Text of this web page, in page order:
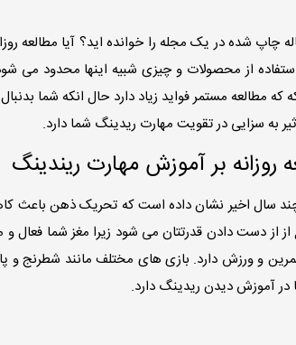
چاپ شده در یک مجله را خوانده اید؟ آیا مطالعه
از محصولات و چیزی شبیه اینها محدود می
که مطالعه مستمر فواید زیاد دارد حال انکه شما بدنبال
به سزایی در تقویت مهارت ریدینگ شما دارد.
بر آموزش مهارت ریندینگ
سال اخیر نشان داده است که تحریک ذهن باعث
از دست دادن قدرتتان می شود زیرا مغز شما
و ورزش دارد. بازی های مختلف مانند شطرنج و
آموزش دیدن ریدینگ دارد.